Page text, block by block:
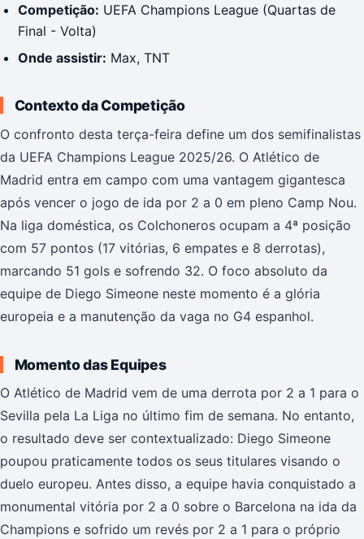
Competição: UEFA Champions League (Quartas de
Final - Volta)
Onde assistir: Max, TNT
Contexto da Competição
O confronto desta terça-feira define um dos semifinalistas
da UEFA Champions League 2025/26. O Atlético de
Madrid entra em campo com uma vantagem gigantesca
após vencer o jogo de ida por 2 a 0 em pleno Camp Nou.
Na liga doméstica, os Colchoneros ocupam a 4ª posição
com 57 pontos (17 vitórias, 6 empates e 8 derrotas),
marcando 51 gols e sofrendo 32. O foco absoluto da
equipe de Diego Simeone neste momento é a glória
europeia e a manutenção da vaga no G4 espanhol.
Momento das Equipes
O Atlético de Madrid vem de uma derrota por 2 a 1 para o
Sevilla pela La Liga no último fim de semana. No entanto,
o resultado deve ser contextualizado: Diego Simeone
poupou praticamente todos os seus titulares visando o
duelo europeu. Antes disso, a equipe havia conquistado a
monumental vitória por 2 a 0 sobre o Barcelona na ida da
Champions e sofrido um revés por 2 a 1 para o próprio